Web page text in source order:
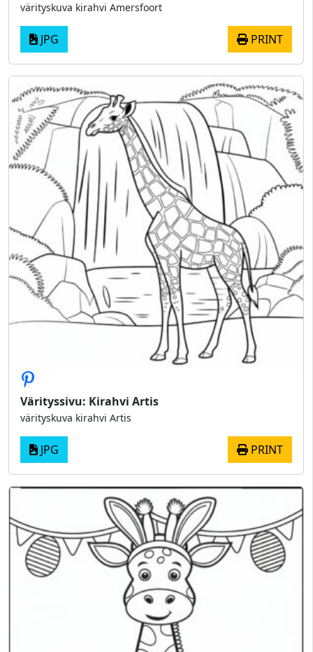
värityskuva kirahvi Amersfoort
JPG PRINT
Värityssivu: Kirahvi Artis
värityskuva kirahvi Artis
JPG PRINT